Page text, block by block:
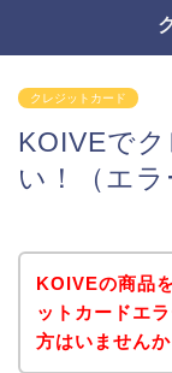
クレジットカード
KOIVEで
い！（エラ
KOIVEの商品
ットカードエ
方はいませんか